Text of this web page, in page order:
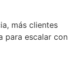
más clientes
para escalar con